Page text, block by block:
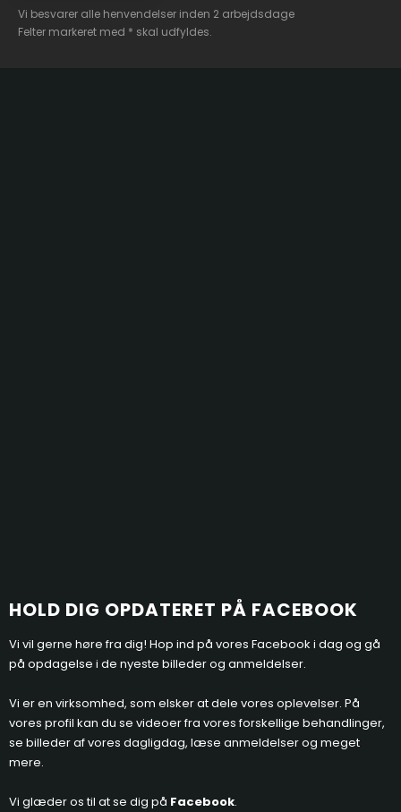
Vi besvarer alle henvendelser inden 2 arbejdsdage
Felter markeret med * skal udfyldes.​
HOLD D​IG OPDATERET PÅ FACEBOOK
Vi vil gerne høre fra dig! Hop ind på vores Facebook i dag og gå
på opdagelse i de nyeste billeder og anmeldelser.​
Vi er en virksomhed, som elsker at dele vores oplevelser. På
vores profil kan du se videoer fra vores forskellige behandlinger,
se billeder af vores dagligdag, læse anmeldelser og meget
mere.
Vi glæder os til at se dig på Facebook.​